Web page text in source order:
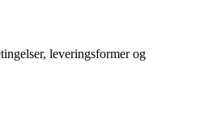
leveringsformer og